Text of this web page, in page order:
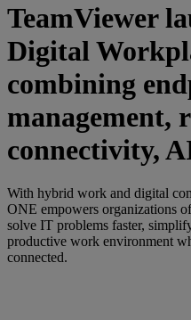
TeamViewer
Digital
combining
management,
connectivity,
With hybrid work and digital
ONE empowers organizations
solve IT problems faster,
productive work environment
connected.